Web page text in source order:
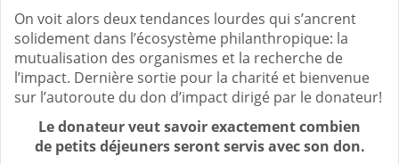
On voit alors deux tendances lourdes qui s’ancrent
solidement dans l’écosystème philanthropique: la
mutualisation des organismes et la recherche de
l’impact. Dernière sortie pour la charité et bienvenue
sur l’autoroute du don d’impact dirigé par le donateur!
Le donateur veut savoir exactement combien
de petits déjeuners seront servis avec son don.